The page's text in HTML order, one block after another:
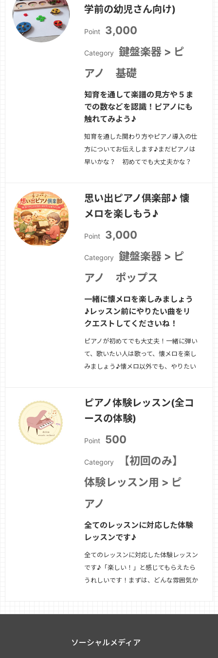
で始めてみませんか？ 続きを見る »
学前の幼児さん向け)
Point 3,000
Category
鍵盤楽器 > ピ
アノ 基礎
知育を通して楽譜の見方や５ま
での数などを認識！ピアノにも
触れてみよう♪
知育を通した関わり方やピアノ導入の仕
方についてお伝えします♪まだピアノは
早いかな？ 初めてでも大丈夫かな？
ースです！一緒に楽しみましょう♪続き
を見る »
思い出ピアノ倶楽部♪ 懐
メロを楽しもう♪
Point 3,000
Category
鍵盤楽器 > ピ
アノ ポップス
一緒に懐メロを楽しみましょう
♪レッスン前にやりたい曲をリ
クエストしてくださいね！
ピアノが初めてでも大丈夫！一緒に弾い
て、歌いたい人は歌って、懐メロを楽し
みましょう♪懐メロ以外でも、やりたい
見る »
ピアノ体験レッスン(全コ
ースの体験)
Point 500
Category
【初回のみ】
体験レッスン用 > ピ
アノ
全てのレッスンに対応した体験
レッスンです♪
全てのレッスンに対応した体験レッスン
です♪「楽しい！」と感じてもらえたら
うれしいです！まずは、どんな雰囲気か
ソーシャルメディア